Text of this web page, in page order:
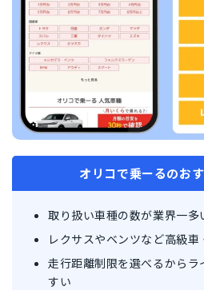
オリコで乗ーるのお
取り扱い車種の数が業界一多
レクサスやベンツなど高級車
走行距離制限を選べるから
すい